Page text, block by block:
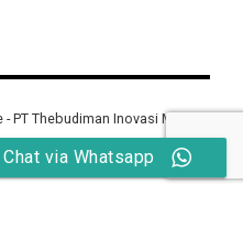
PT Thebudiman Inovasi Mandiri
Chat via Whatsapp